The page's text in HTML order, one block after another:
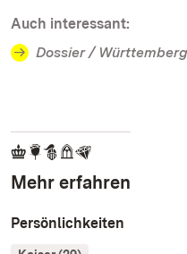
Auch interessant:
Dossier /
Mehr erfahren
Persönlichkeiten